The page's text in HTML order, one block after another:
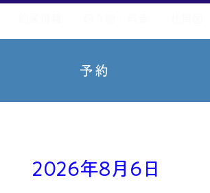
予約
2026年8月6日